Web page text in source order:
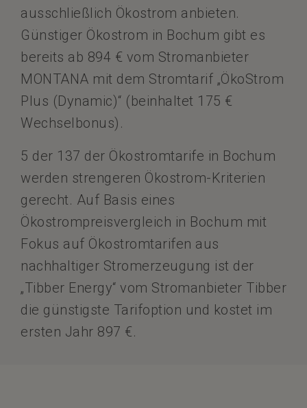
ausschließlich Ökostrom anbieten.
Günstiger Ökostrom in Bochum gibt es
bereits ab 894 € vom Stromanbieter
MONTANA mit dem Stromtarif „ÖkoStrom
Plus (Dynamic)“ (beinhaltet 175 €
Wechselbonus).
5 der 137 der Ökostromtarife in Bochum
werden strengeren Ökostrom-Kriterien
gerecht. Auf Basis eines
Ökostrompreisvergleich in Bochum mit
Fokus auf Ökostromtarifen aus
nachhaltiger Stromerzeugung ist der
„Tibber Energy“ vom Stromanbieter Tibber
die günstigste Tarifoption und kostet im
ersten Jahr 897 €.